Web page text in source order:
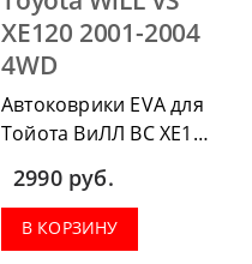
XE120 2001-2004
4WD
Автоковрики EVA для
Тойота ВиЛЛ ВС ХЕ120
2001-2004 можно
приобрести в
комплектации:
водительский коврик,
2990 руб.
В КОРЗИНУ